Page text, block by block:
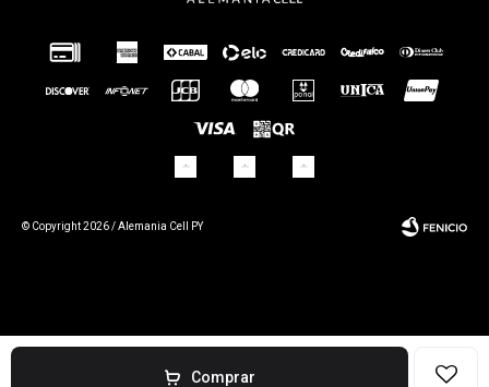
Comprar
© Copyright 2026 / Alemania Cell PY
Fenicio